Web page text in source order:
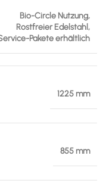
Bio-Circle Nutzung,
Rostfreier Edelstahl,
Pakete erhältlich
1225 mm
855 mm